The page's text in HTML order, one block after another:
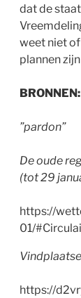
dat de
weet niet
plannen
BRONNEN:
”pardon”
De oude
(tot 29
https://
01/
https://